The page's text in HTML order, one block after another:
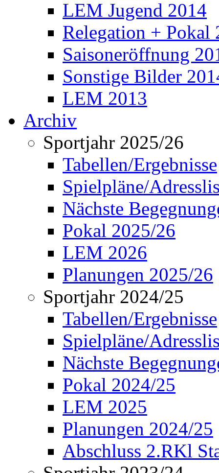
LEM Jugend 2014
Relegation + Pokal
Saisoneröffnung
Sonstige Bilder
LEM 2013
Archiv
Sportjahr 2025/26
Tabellen/Ergebnisse
Spielpläne/
Nächste
Pokal 2025/26
LEM 2026
Planungen 2025/26
Sportjahr 2024/25
Tabellen/Ergebnisse
Spielpläne/
Nächste
Pokal 2024/25
LEM 2025
Planungen 2024/25
Abschluss 2.RKl